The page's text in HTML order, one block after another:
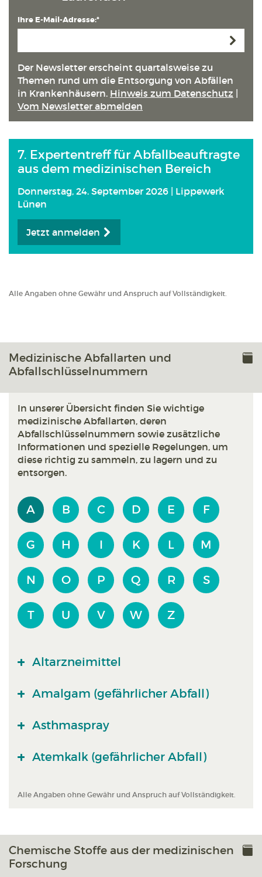
Ihre E-Mail-Adresse:*
Der Newsletter erscheint quartals­weise zu
Themen rund um die Entsorgung von Abfällen
in Kranken­häusern. Hinweis zum Datenschutz
Vom Newsletter abmelden
7. Expertentreff für Abfallbeauftragte
aus dem medizinischen Bereich
Donnerstag, 24. September 2026 | Lippewerk
Lünen
Jetzt anmelden
Alle Angaben ohne Gewähr und Anspruch auf Vollständigkeit.
Medizinische Abfallarten und
Abfallschlüsselnummern
In unserer Übersicht finden Sie wichtige
medizinische Abfallarten, deren
Abfallschlüsselnummern sowie zusätzliche
Informationen und spezielle Regelungen, um
diese richtig zu sammeln, zu lagern und zu
entsorgen.
A B C D E F
G H I K L M
N O P Q R S
T U V W Z
Altarzneimittel
Amalgam (gefährlicher Abfall)
Asthmaspray
Atemkalk (gefährlicher Abfall)
Alle Angaben ohne Gewähr und Anspruch auf Vollständigkeit.
Chemische Stoffe aus der medizinischen
Forschung